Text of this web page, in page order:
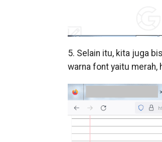
5. Selain itu, kita juga
warna font yaitu merah,